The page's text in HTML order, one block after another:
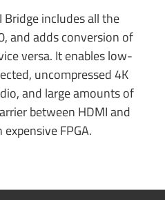
Bridge includes all the
and adds conversion of
versa. It enables low-
uncompressed 4K
and large amounts of
between HDMI and
FPGA.